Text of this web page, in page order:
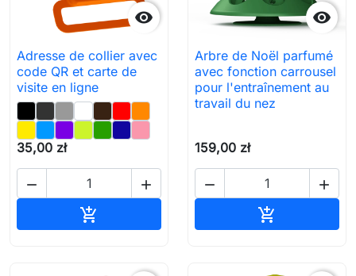

Adresse de collier avec
code QR et carte de
visite en ligne
35,00 zł
 


Arbre de Noël parfumé
avec fonction carrousel
pour l'entraînement au
travail du nez
159,00 zł
 
